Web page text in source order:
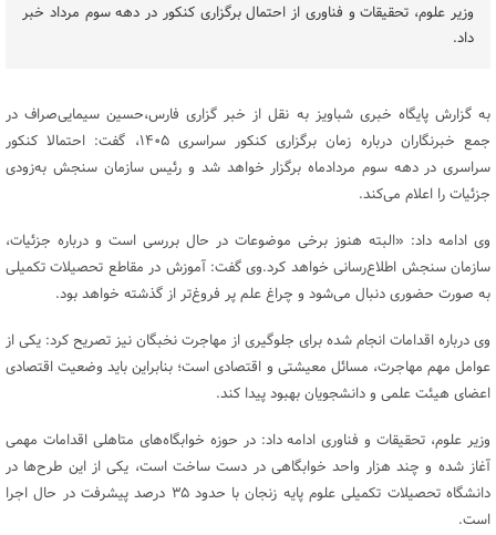
وزیر علوم، تحقیقات و فناوری از احتمال برگزاری کنکور در دهه سوم مرداد خبر
داد.
به گزارش پایگاه خبری شباویز به نقل از خبر گزاری فارس،حسین سیمایی‌صراف در
جمع خبرنگاران درباره زمان برگزاری کنکور سراسری ۱۴۰۵، گفت: احتمالا کنکور
سراسری در دهه سوم مردادماه برگزار خواهد شد و رئیس سازمان سنجش به‌زودی
جزئیات را اعلام می‌کند.‌
وی ادامه داد: «البته هنوز برخی موضوعات در حال بررسی است و درباره جزئیات،
سازمان سنجش اطلاع‌رسانی خواهد کرد.وی گفت: آموزش در مقاطع تحصیلات تکمیلی
به صورت حضوری دنبال می‌شود و چراغ علم پر فروغ‌تر از گذشته خواهد بود.
وی درباره اقدامات انجام شده برای جلوگیری از مهاجرت نخبگان نیز تصریح کرد: یکی از
عوامل مهم مهاجرت، مسائل معیشتی و اقتصادی است؛ بنابراین باید وضعیت اقتصادی
اعضای هیئت علمی و دانشجویان بهبود پیدا کند.
وزیر علوم، تحقیقات و فناوری ادامه داد: در حوزه خوابگاه‌های متاهلی اقدامات مهمی
آغاز شده و چند هزار واحد خوابگاهی در دست ساخت است، یکی از این طرح‌ها در
دانشگاه تحصیلات تکمیلی علوم پایه زنجان با حدود ۳۵ درصد پیشرفت در حال اجرا
است.